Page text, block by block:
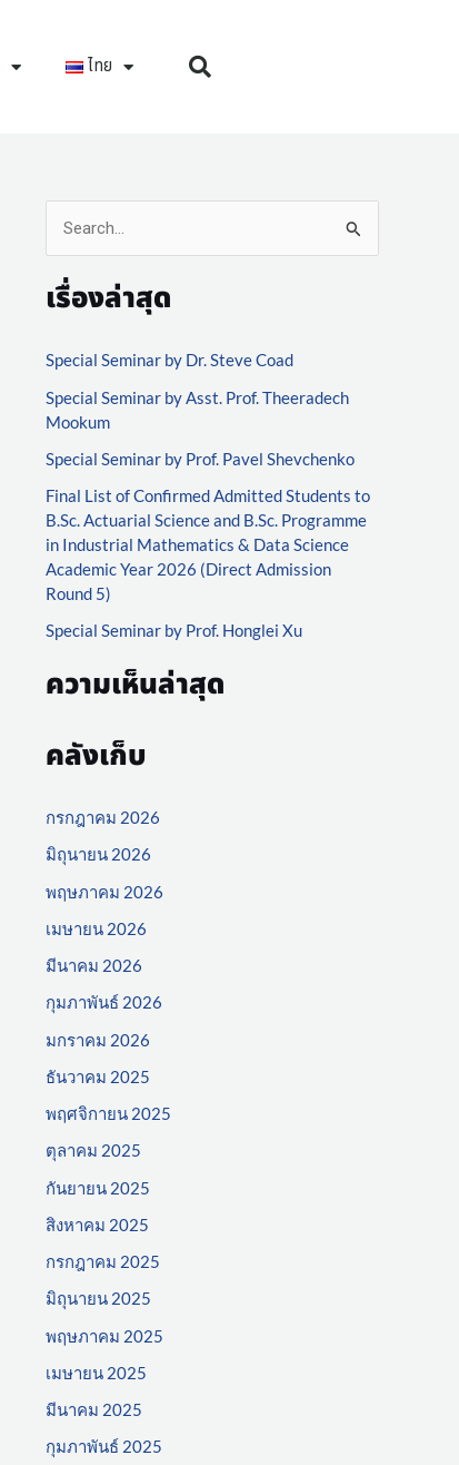
ไทย
a
c
h
f
o
r
:
เรื่องล่าสุด
Special Seminar by Dr. Steve Coad
Special Seminar by Asst. Prof. Theeradech
Mookum
Special Seminar by Prof. Pavel Shevchenko
Final List of Confirmed Admitted Students to
B.Sc. Actuarial Science and B.Sc. Programme
in Industrial Mathematics & Data Science
Academic Year 2026 (Direct Admission
Round 5)
Special Seminar by Prof. Honglei Xu
ความเห็นล่าสุด
คลังเก็บ
กรกฎาคม 2026
มิถุนายน 2026
พฤษภาคม 2026
เมษายน 2026
มีนาคม 2026
กุมภาพันธ์ 2026
มกราคม 2026
ธันวาคม 2025
พฤศจิกายน 2025
ตุลาคม 2025
กันยายน 2025
สิงหาคม 2025
กรกฎาคม 2025
มิถุนายน 2025
พฤษภาคม 2025
เมษายน 2025
มีนาคม 2025
กุมภาพันธ์ 2025